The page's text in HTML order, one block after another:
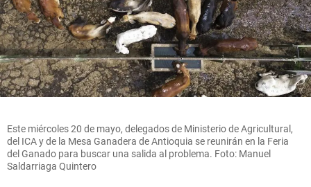
Este miércoles 20 de mayo, delegados de Ministerio de Agricultural,
del ICA y de la Mesa Ganadera de Antioquia se reunirán en la Feria
del Ganado para buscar una salida al problema. Foto: Manuel
Saldarriaga Quintero